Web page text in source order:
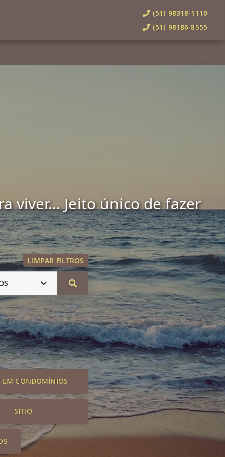
(51) 98318-1110
(51) 98186-8555
viver... Jeito único de fazer
LIMPAR FILTROS
EM CONDOMÍNIOS
SITIO